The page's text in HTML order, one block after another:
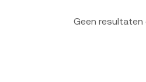
Geen resultaten